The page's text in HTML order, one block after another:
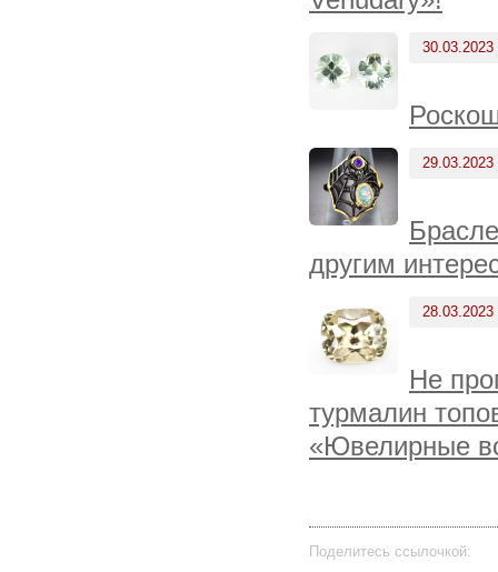
30.03.2023
29.03.2023
другим
28.03.2023
Не
турмалин
«Ювелирные
Поделитесь ссылочкой: